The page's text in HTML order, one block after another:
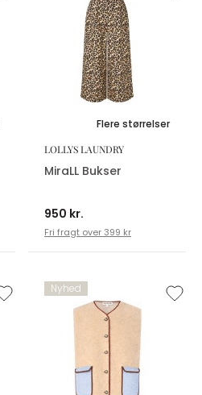
Flere størrelser
LOLLYS LAUNDRY
MiraLL Bukser
950 kr.
Fri fragt over 399 kr
Nyhed